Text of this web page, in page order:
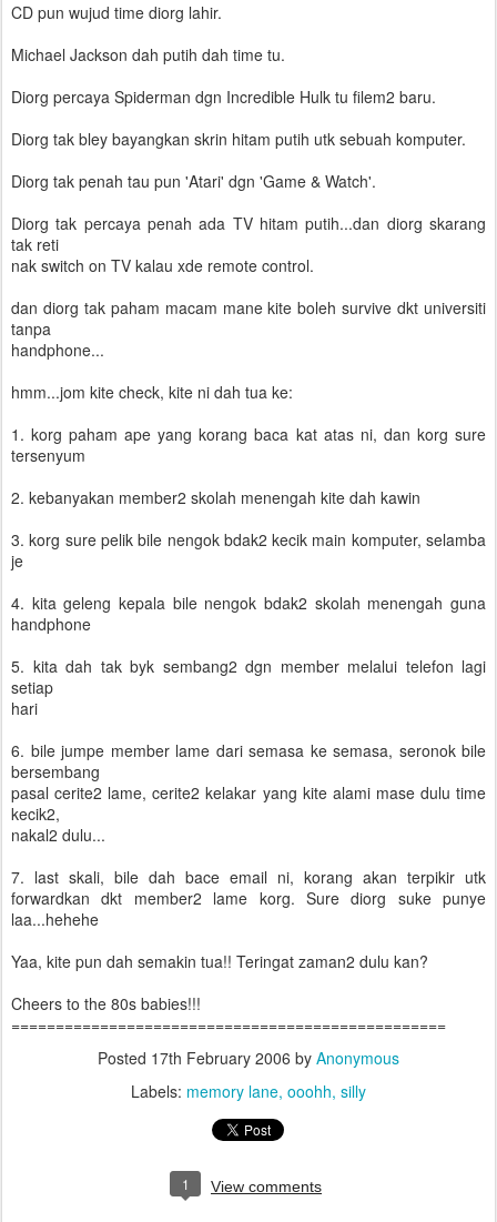
CD pun wujud time diorg lahir.
Michael Jackson dah putih dah time tu.
Diorg percaya Spiderman dgn Incredible Hulk tu filem2 baru.
Diorg tak bley bayangkan skrin hitam putih utk sebuah komputer.
Diorg tak penah tau pun 'Atari' dgn 'Game & Watch'.
Diorg tak percaya penah ada TV hitam putih...dan diorg skarang
tak reti
nak switch on TV kalau xde remote control.
dan diorg tak paham macam mane kite boleh survive dkt universiti
tanpa
handphone...
hmm...jom kite check, kite ni dah tua ke:
1. korg paham ape yang korang baca kat atas ni, dan korg sure
tersenyum
2. kebanyakan member2 skolah menengah kite dah kawin
3. korg sure pelik bile nengok bdak2 kecik main komputer, selamba
je
4. kita geleng kepala bile nengok bdak2 skolah menengah guna
handphone
5. kita dah tak byk sembang2 dgn member melalui telefon lagi
setiap
hari
6. bile jumpe member lame dari semasa ke semasa, seronok bile
bersembang
pasal cerite2 lame, cerite2 kelakar yang kite alami mase dulu time
kecik2,
nakal2 dulu...
7. last skali, bile dah bace email ni, korang akan terpikir utk
forwardkan dkt member2 lame korg. Sure diorg suke punye
laa...hehehe
Yaa, kite pun dah semakin tua!! Teringat zaman2 dulu kan?
Cheers to the 80s babies!!!
=================================================
Posted 17th February 2006 by Anonymous
Labels: memory lane ooohh silly
1 View comments